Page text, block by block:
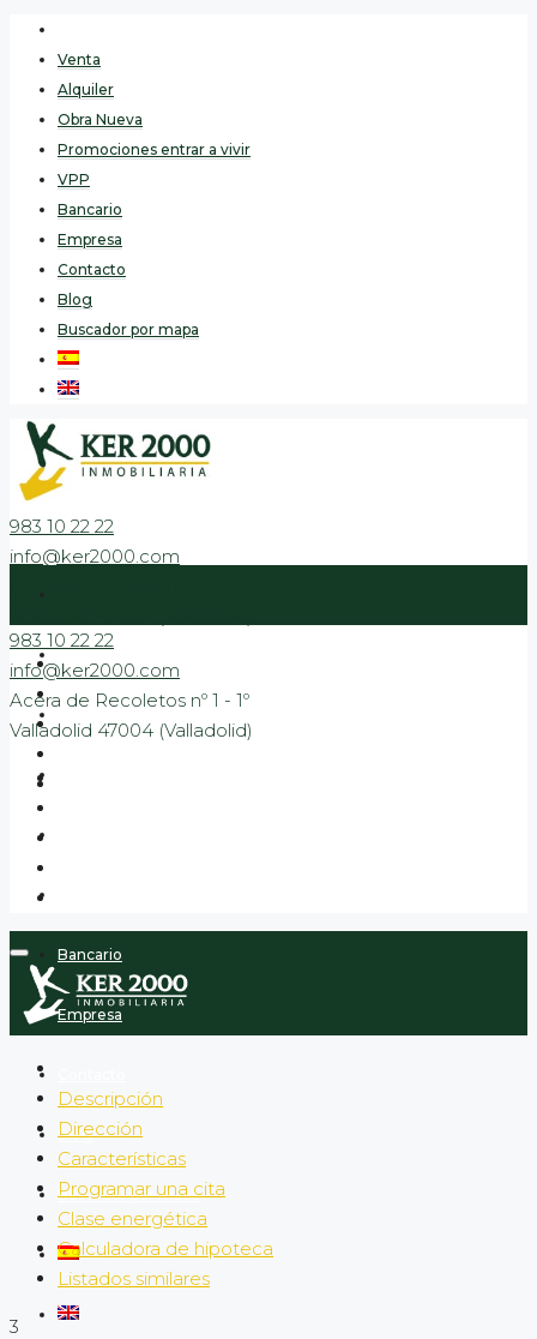
Venta
Alquiler
Obra Nueva
Promociones entrar a vivir
VPP
Bancario
Empresa
Contacto
Blog
Buscador por mapa
983 10 22 22
info@ker2000.com
Venta
Bancario
Empresa
Blog
Buscador por mapa
983 10 22 22
info@ker2000.com
Acera de Recoletos nº 1 - 1º
Valladolid 47004 (Valladolid)
Descripción
Dirección
Características
Programar una cita
Clase energética
Calculadora de hipoteca
Listados similares
3